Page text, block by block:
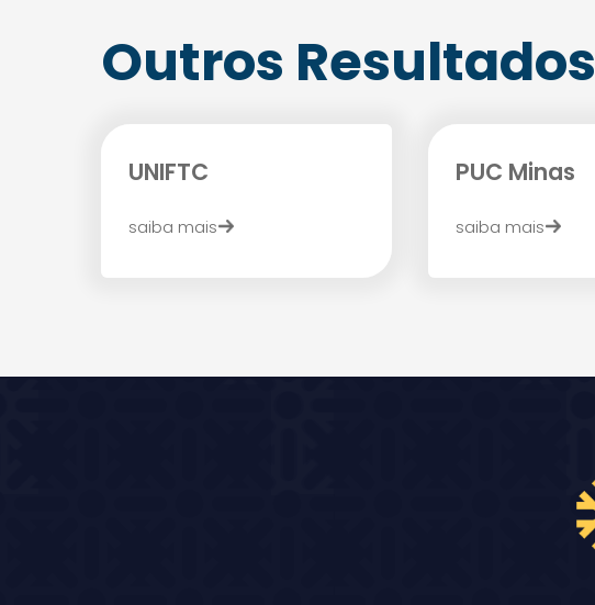
Outros Resultados
UNIFTC
saiba mais
PUC Minas
saiba mais